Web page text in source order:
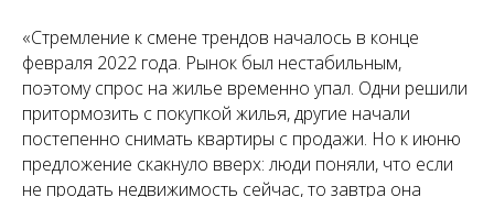
«Стремление к смене трендов началось в конце
февраля 2022 года. Рынок был нестабильным,
поэтому спрос на жилье временно упал. Одни решили
притормозить с покупкой жилья, другие начали
постепенно снимать квартиры с продажи. Но к июню
предложение скакнуло вверх: люди поняли, что если
не продать недвижимость сейчас, то завтра она